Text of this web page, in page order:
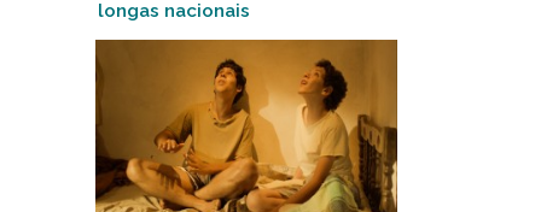
longas nacionais